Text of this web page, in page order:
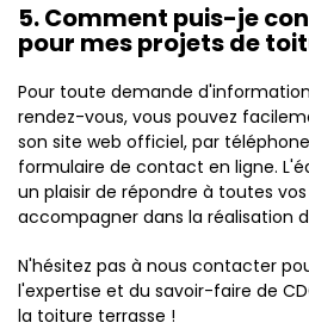
5. Comment puis-je
pour mes projets de
Pour toute demande
rendez-vous, vous pouvez
son site web officiel, par
formulaire de contact en ligne.
un plaisir de répondre à toutes
accompagner dans la réalisation
N'hésitez pas à nous contacter
l'expertise et du savoir-faire de
la toiture terrasse !